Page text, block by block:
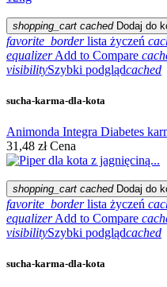
shopping_cart cached Dodaj do
favorite_border lista życzeń
equalizer Add to Compare
visibilitySzybki podglądcached
sucha-karma-dla-kota
Animonda Integra Diabetes
31,48 zł Cena
shopping_cart cached Dodaj do
favorite_border lista życzeń
equalizer Add to Compare
visibilitySzybki podglądcached
sucha-karma-dla-kota